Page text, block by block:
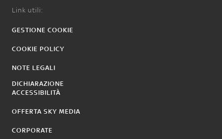
Link utili:
GESTIONE COOKIE
COOKIE POLICY
NOTE LEGALI
DICHIARAZIONE
ACCESSIBILITÀ
OFFERTA SKY MEDIA
CORPORATE